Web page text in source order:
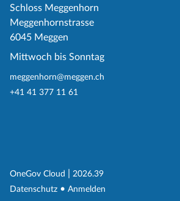
Schloss Meggenhorn
Meggenhornstrasse
6045 Meggen
Mittwoch bis Sonntag
meggenhorn@meggen.ch
+41 41 377 11 61
OneGov Cloud (External Link)
2026.39
Datenschutz (External Link)
Anmelden